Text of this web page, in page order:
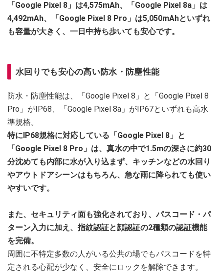
「Google Pixel 8」は4,575mAh、「Google Pixel 8a」は
4,492mAh、「Google Pixel 8 Pro」は5,050mAhといずれ
も容量が大きく、一日中持ち歩いても安心です。
水回りでも安心の高い防水・防塵性能
防水・防塵性能は、「Google Pixel 8」と「Google Pixel 8
Pro」がIP68、「Google Pixel 8a」がIP67といずれも高水
準規格。
特にIP68規格に対応している「Google Pixel 8」と
「Google Pixel 8 Pro」は、真水の中で1.5mの深さに約30
分沈めても内部に水が入り込まず、キッチンなどの水回り
やアウトドアシーンはもちろん、急な雨に降られても使い
やすいです。
また、セキュリティ面も強化されており、パスコード・パ
ターン入力に加え、指紋認証と顔認証の2種類の認証機能
を完備。
周囲に不特定多数の人がいる公共の場でもパスコードを特
定される心配が少なく、安全にロックを解除できます。